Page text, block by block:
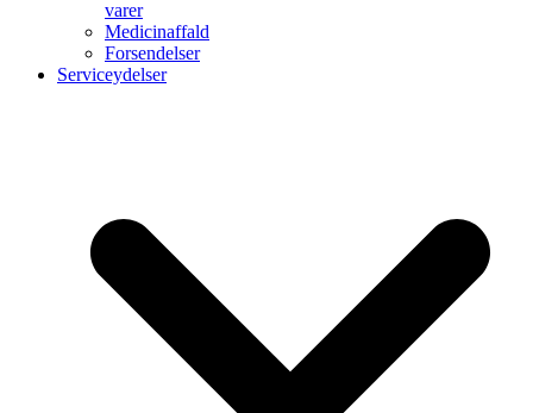
varer
Medicinaffald
Forsendelser
Serviceydelser